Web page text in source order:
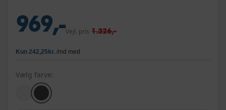
969,-Vejl. pris 1.326,-
Vælg farve: